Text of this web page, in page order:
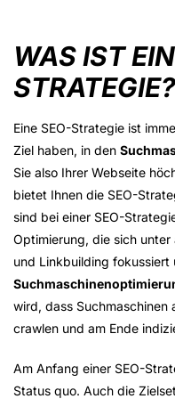
WAS IST
STRATEGIE?
Eine SEO-Strategie ist
Ziel haben, in den
Sie also Ihrer Webseite
bietet Ihnen die SEO-
sind bei einer SEO-
Optimierung, die sich
und Linkbuilding fokussiert
wird, dass Suchmaschinen
crawlen und am Ende
Am Anfang einer SEO-
Status quo. Auch die